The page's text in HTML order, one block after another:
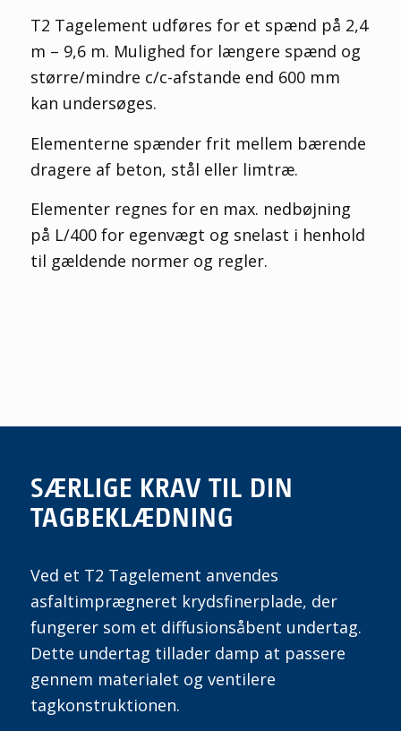
T2 Tagelement udføres for et spænd på 2,4
m – 9,6 m. Mulighed for længere spænd og
større/mindre c/c-afstande end 600 mm
kan undersøges.
Elementerne spænder frit mellem bærende
dragere af beton, stål eller limtræ.
Elementer regnes for en max. nedbøjning
på L/400 for egenvægt og snelast i henhold
til gældende normer og regler.
SÆRLIGE KRAV TIL DIN
TAGBEKLÆDNING
Ved et T2 Tagelement anvendes
asfaltimprægneret krydsfinerplade, der
fungerer som et diffusionsåbent undertag.
Dette undertag tillader damp at passere
gennem materialet og ventilere
tagkonstruktionen.